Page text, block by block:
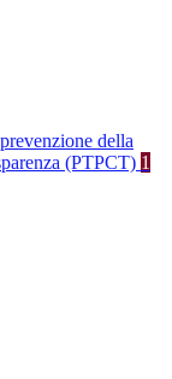
della
(PTPCT) 1